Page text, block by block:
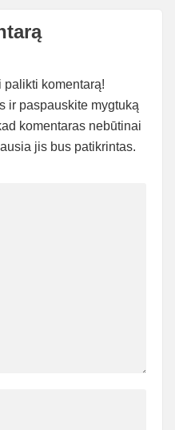
palikti komentarą!
ir paspauskite mygtuką
komentaras nebūtinai
jis bus patikrintas.